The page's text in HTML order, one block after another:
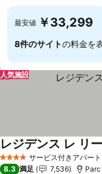
最安値 ￥33,299
8件のサイトの料金を
人気施設
4 ホテルのランクサービス付きアパート
レジデンス レ リ
8.3 満足 7,536